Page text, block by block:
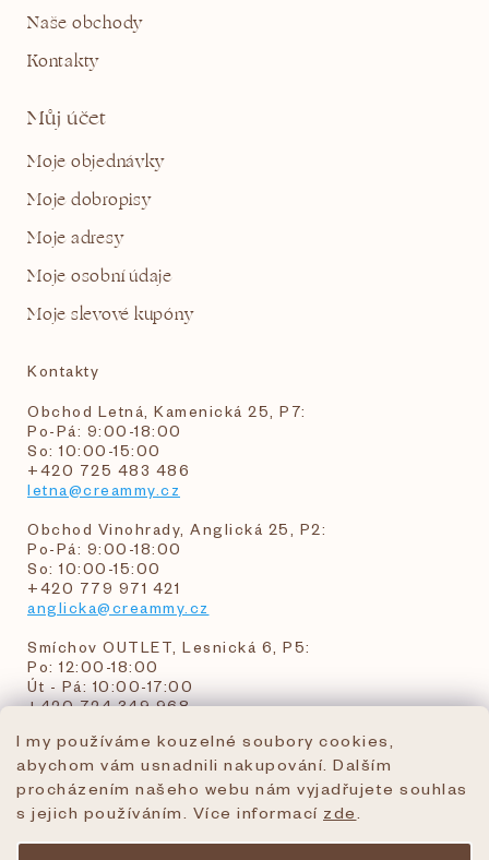
I my používáme kouzelné soubory cookies,
abychom vám usnadnili nakupování. Dalším
procházením našeho webu nám vyjadřujete souhlas
s jejich používáním. Více informací zde
Naše obchody
Kontakty
Můj účet
Moje objednávky
Moje dobropisy
Moje adresy
Moje osobní údaje
Moje slevové kupóny
Kontakty
Obchod Letná, Kamenická 25, P7:
Po-Pá: 9:00-18:00
So: 10:00-15:00
+420 725 483 486
letna@creammy.cz
Obchod Vinohrady, Anglická 25, P2:
Po-Pá: 9:00-18:00
So: 10:00-15:00
+420 779 971 421
anglicka@creammy.cz
Smíchov OUTLET, Lesnická 6, P5:
Po: 12:00-18:00
Út - Pá: 10:00-17:00
+420 724 349 968
objednavky@creammy.cz
tel:+420 724 349 968